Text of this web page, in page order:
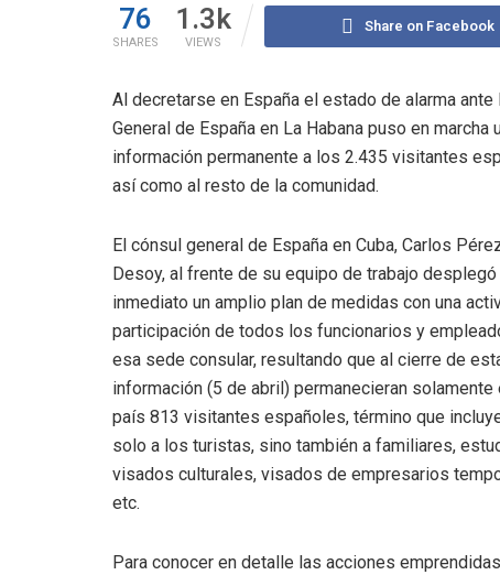
76
SHARES
1.3k
VIEWS
Share on Facebook
Al decretarse en España el estado de alarma
General de España en La Habana puso en
información permanente a los 2.435 visitantes
así como al resto de la comunidad.
El cónsul general de España en Cuba, Carlos
Desoy, al frente de su equipo de trabajo desplegó
inmediato un amplio plan de medidas con una
participación de todos los funcionarios y
esa sede consular, resultando que al cierre de
información (5 de abril) permanecieran solamente
país 813 visitantes españoles, término que
solo a los turistas, sino también a familiares,
visados culturales, visados de empresarios
etc.
Para conocer en detalle las acciones